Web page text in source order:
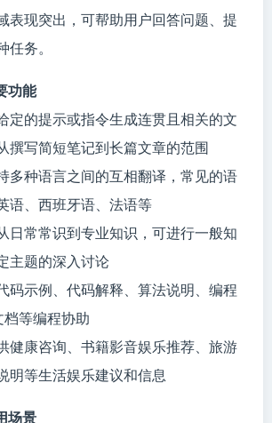
表现突出，可帮助用户回答问题、提
任务。
功能
定的提示或指令生成连贯且相关的文
撰写简短笔记到长篇文章的范围
多种语言之间的互相翻译，常见的语
语、西班牙语、法语等
日常常识到专业知识，可进行一般知
主题的深入讨论
码示例、代码解释、算法说明、编程
等编程协助
健康咨询、书籍影音娱乐推荐、旅游
明等生活娱乐建议和信息
场景